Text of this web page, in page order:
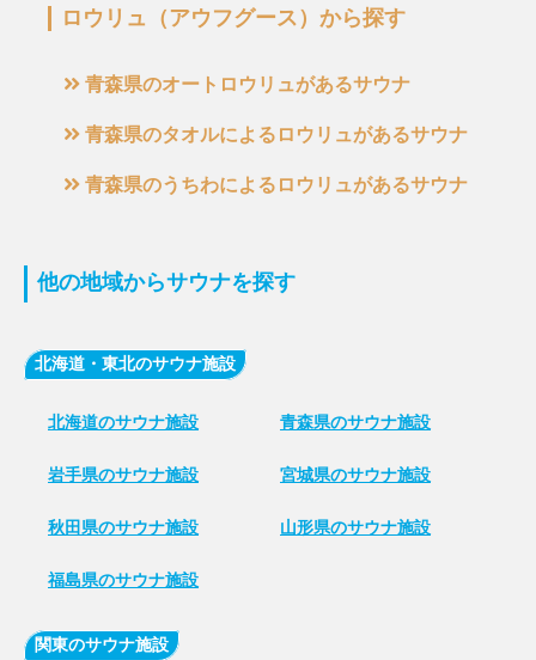
ロウリュ（アウフグース）から探す
青森県のオートロウリュがあるサウナ
青森県のタオルによるロウリュがあるサウナ
青森県のうちわによるロウリュがあるサウナ
他の地域からサウナを探す
北海道・東北のサウナ施設
北海道のサウナ施設 青森県のサウナ施設
岩手県のサウナ施設 宮城県のサウナ施設
秋田県のサウナ施設 山形県のサウナ施設
福島県のサウナ施設
関東のサウナ施設